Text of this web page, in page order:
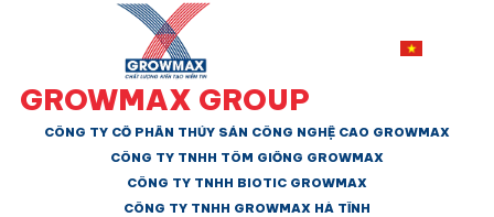
GROWMAX GROUP
CÔNG TY CỔ PHẦN THỦY SẢN CÔNG NGHỆ CAO GROWMAX
CÔNG TY TNHH TÔM GIỐNG GROWMAX
CÔNG TY TNHH BIOTIC GROWMAX
CÔNG TY TNHH GROWMAX HÀ TĨNH